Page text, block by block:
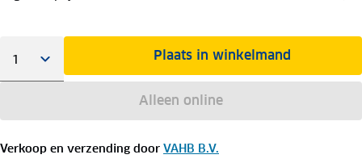
Plaats in winkelmand
Alleen online
Verkoop en verzending door VAHB B.V.